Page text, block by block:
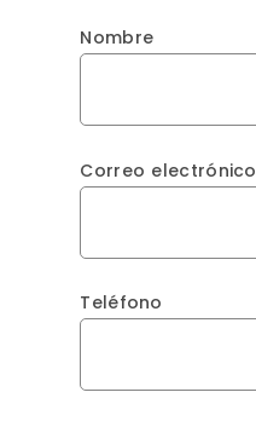
Nombre
Correo electrónico
Teléfono